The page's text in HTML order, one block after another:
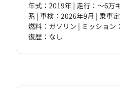
年式：2019年 | 走行：～6万
系 | 車検：2026年9月 | 乗車
燃料：ガソリン | ミッション
復歴：なし